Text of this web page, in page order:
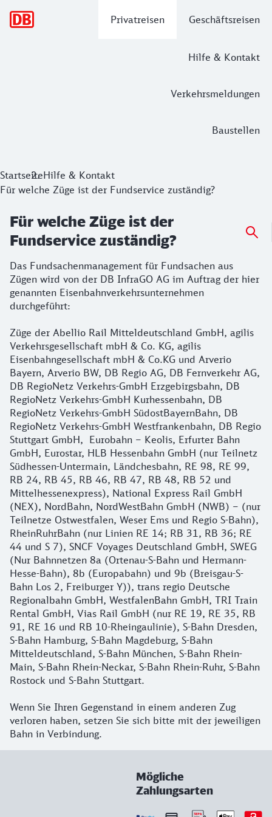
Privatreisen Geschäftsreisen
Hilfe & Kontakt
Verkehrsmeldungen
Baustellen
StartseiteHilfe & Kontakt
Für welche Züge ist der Fundservice zuständig?
Für welche Züge ist der
Fundservice zuständig?
Das Fundsachenmanagement für Fundsachen aus
Zügen wird von der DB InfraGO AG im Auftrag der hier
genannten Eisenbahnverkehrsunternehmen
durchgeführt:
Züge der Abellio Rail Mitteldeutschland GmbH, agilis
Verkehrsgesellschaft mbH & Co. KG, agilis
Eisenbahngesellschaft mbH & Co.KG und Arverio
Bayern, Arverio BW, DB Regio AG, DB Fernverkehr AG,
DB RegioNetz Verkehrs-GmbH Erzgebirgsbahn, DB
RegioNetz Verkehrs-GmbH Kurhessenbahn, DB
RegioNetz Verkehrs-GmbH SüdostBayernBahn, DB
RegioNetz Verkehrs-GmbH Westfrankenbahn, DB Regio
Stuttgart GmbH, Eurobahn – Keolis, Erfurter Bahn
GmbH, Eurostar, HLB Hessenbahn GmbH (nur Teilnetz
Südhessen-Untermain, Ländchesbahn, RE 98, RE 99,
RB 24, RB 45, RB 46, RB 47, RB 48, RB 52 und
Mittelhessenexpress), National Express Rail GmbH
(NEX), NordBahn, NordWestBahn GmbH (NWB) – (nur
Teilnetze Ostwestfalen, Weser Ems und Regio S-Bahn),
RheinRuhrBahn (nur Linien RE 14; RB 31, RB 36; RE
44 und S 7), SNCF Voyages Deutschland GmbH, SWEG
(Nur Bahnnetzen 8a (Ortenau-S-Bahn und Hermann-
Hesse-Bahn), 8b (Europabahn) und 9b (Breisgau-S-
Bahn Los 2, Freiburger Y)), trans regio Deutsche
Regionalbahn GmbH, WestfalenBahn GmbH, TRI Train
Rental GmbH, Vias Rail GmbH (nur RE 19, RE 35, RB
91, RE 16 und RB 10-Rheingaulinie), S-Bahn Dresden,
S-Bahn Hamburg, S-Bahn Magdeburg, S-Bahn
Mitteldeutschland, S-Bahn München, S-Bahn Rhein-
Main, S-Bahn Rhein-Neckar, S-Bahn Rhein-Ruhr, S-Bahn
Rostock und S-Bahn Stuttgart.
Wenn Sie Ihren Gegenstand in einem anderen Zug
verloren haben, setzen Sie sich bitte mit der jeweiligen
Bahn in Verbindung.
Mögliche
Zahlungsarten